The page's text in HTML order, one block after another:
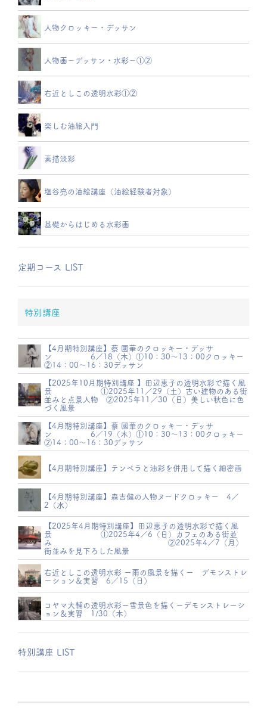
人物クロッキー・デッサン
人物画－デッサン・水彩－①②
右近としこの透明水彩①②
楽しむ油絵入門
素描淡彩
塩谷亮の油絵講座（油絵経験者対象）
基礎からはじめる水彩画
定期コース LIST
特別講座
【4月期特別講座】蔡 國華のクロッキー・デッサ
ン 6／18（木）①10：30～13：00クロッキー
②14：00～16：30デッサン
【2025年10月期特別講座 】田辺恵子の透明水彩で描く風
景 ①2025年11／29（土）古い建物のある街
並みと点景人物 ②2025年11／30（日）美しい秋色に色
づく風景
【4月期特別講座】蔡 國華のクロッキー・デッサ
ン 6／19（木）①10：30～13：00クロッキー
②14：00～16：30デッサン
【4月期特別講座】テンペラと油彩を併用して描く細密画
【4月期特別講座】森吉健の人物ヌードクロッキー 4／
2（水）
【2025年4月期特別講座】田辺恵子の透明水彩で描く風
景 ①2025年4／6（日）カフェのある街並
み ②2025年4／7（月）
街並みを見下ろした風景
右近としこの透明水彩 ー雨の風景を描くー デモンストレ
ーション＆実習 6／15（日）
コヤマ大輔の透明水彩ー雪景色を描くーデモンストレーシ
ョン＆実習 1/30（木）
特別講座 LIST